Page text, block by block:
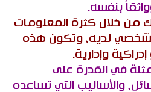
بنفسه.
من خلال كثرة المعلومات
لديه، وتكون هذه
وإدارية.
في القدرة على
والأساليب التي تساعده